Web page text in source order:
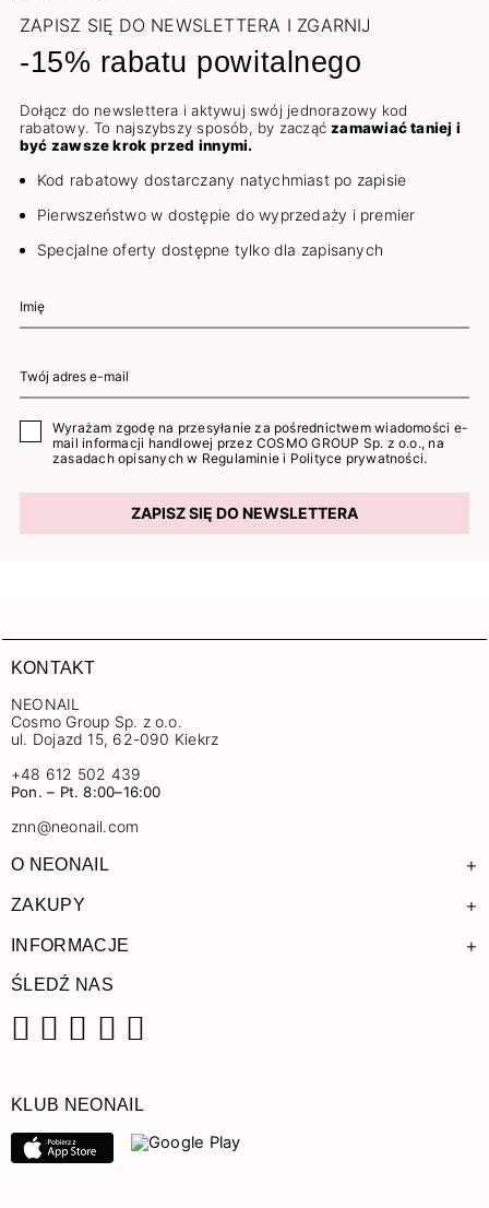
ZAPISZ SIĘ DO NEWSLETTERA I ZGARNIJ
-15% rabatu powitalnego
Dołącz do newslettera i aktywuj swój jednorazowy kod
rabatowy. To najszybszy sposób, by zacząćzamawiać taniej i
być zawsze krok przed innymi.
Kod rabatowy dostarczany natychmiast po zapisie
Pierwszeństwo w dostępie do wyprzedaży i premier
Specjalne oferty dostępne tylko dla zapisanych
Wyrażam zgodę na przesyłanie za pośrednictwem wiadomości e-
mail informacji handlowej przez COSMO GROUP Sp. z o.o., na
zasadach opisanych w Regulaminie i Polityce prywatności.
ZAPISZ SIĘ DO NEWSLETTERA
KONTAKT
NEONAIL
Cosmo Group Sp. z o.o.
ul. Dojazd 15, 62-090 Kiekrz
+48 612 502 439
Pon. – Pt. 8:00–16:00
znn@neonail.com
O NEONAIL +
ZAKUPY +
INFORMACJE +
ŚLEDŹ NAS
KLUB NEONAIL